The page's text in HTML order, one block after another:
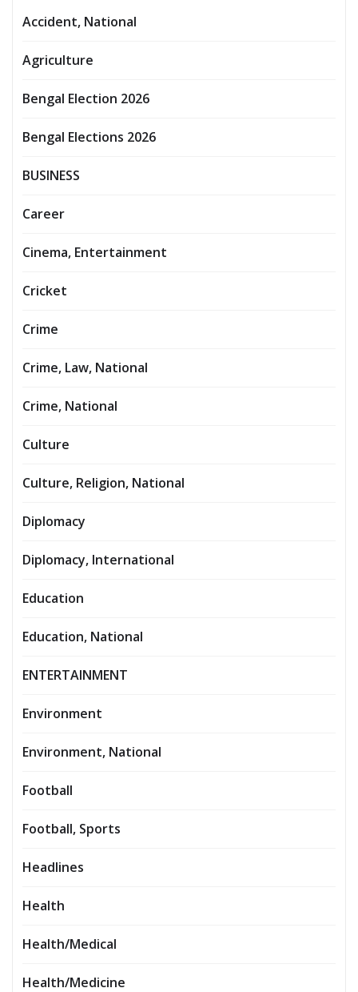
Accident, National
Agriculture
Bengal Election 2026
Bengal Elections 2026
BUSINESS
Career
Cinema, Entertainment
Cricket
Crime
Crime, Law, National
Crime, National
Culture
Culture, Religion, National
Diplomacy
Diplomacy, International
Education
Education, National
ENTERTAINMENT
Environment
Environment, National
Football
Football, Sports
Headlines
Health
Health/Medical
Health/Medicine